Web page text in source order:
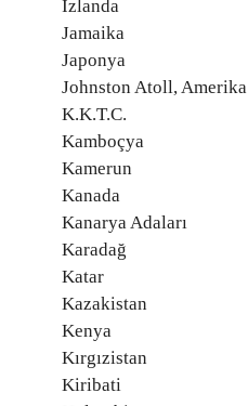
İzlanda
Jamaika
Japonya
Johnston Atoll, Amerika
K.K.T.C.
Kamboçya
Kamerun
Kanada
Kanarya Adaları
Karadağ
Katar
Kazakistan
Kenya
Kırgızistan
Kiribati